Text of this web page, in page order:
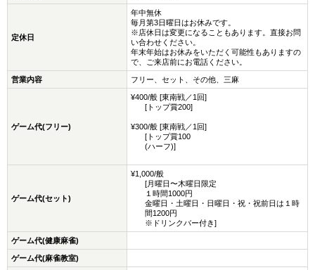
定休日
年中無休
毎月第3日曜日はお休みです。
※店休日は変更になることもあります。直接お問
い合わせください。
年末年始はお休みをいただく可能性もありますの
で、ご来店前にお電話ください。
営業内容 フリー、セット、その他、三麻
ゲーム代(フリー)
¥400/般 [東南戦／1回]
[トップ賞200]
¥300/般 [東南戦／1回]
[トップ賞100
(ハーフ)]
ゲーム代(セット)
¥1,000/般
[月曜日〜木曜日限定
１時間1000円
金曜日・土曜日・日曜日・祝・祝前日は１時
間1200円
※ドリンクバー付き]
ゲーム代(健康麻雀)
ゲーム代(麻雀教室)